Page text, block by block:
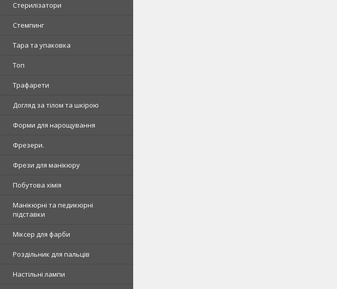
Стерилізатори
Стемпинг
Тара та упаковка
Топ
Трафарети
Догляд за тілом та шкірою
Форми для нарощування
Фрезери.
Фрези для манікюру
Побутова хімія
Манікюрні та педикюрні
підставки
Міксер для фарби
Роздільник для пальців
Настільні лампи